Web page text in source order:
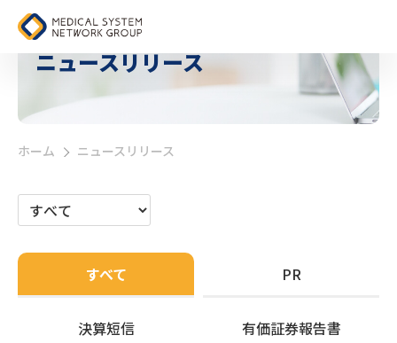
ニュースリリース
ホーム >
ニュースリリース
すべて PR
決算短信 有価証券報告書